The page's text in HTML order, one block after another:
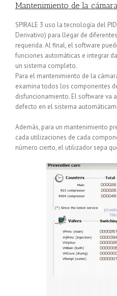
Mantenimiento de la
SPIRALE 3 uso la tecnología del
Derivativo) para llegar de
requerida. Al final, el software
funciones automáticas e integrar
un sistema completo.
Para el mantenimiento de la
examina todos los componentes
disfuncionamiento. El software va
defecto en el sistema
Además, para un mantenimiento
cada utilizaciones de cada
número cierto, el utilizador sepa